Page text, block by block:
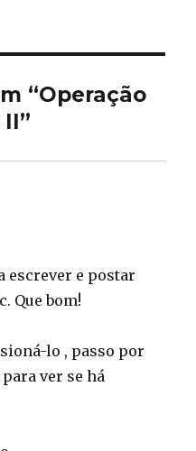
“Operação
escrever e postar
Que bom!
lo , passo por
ver se há